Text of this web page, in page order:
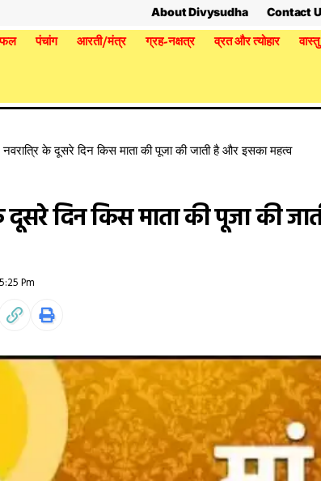
About Divysudha Contact
पंचांग आरती/मंत्र ग्रह-नक्षत्र व्रत और त्योहार
के दूसरे दिन किस माता की पूजा की जाती है और इसका महत्व
दूसरे दिन किस माता की पूजा की
Pm